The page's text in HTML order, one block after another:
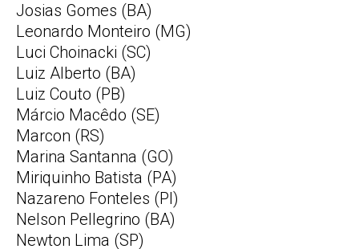
Josias Gomes (BA)
Leonardo Monteiro (MG)
Luci Choinacki (SC)
Luiz Alberto (BA)
Luiz Couto (PB)
Márcio Macêdo (SE)
Marcon (RS)
Marina Santanna (GO)
Miriquinho Batista (PA)
Nazareno Fonteles (PI)
Nelson Pellegrino (BA)
Newton Lima (SP)